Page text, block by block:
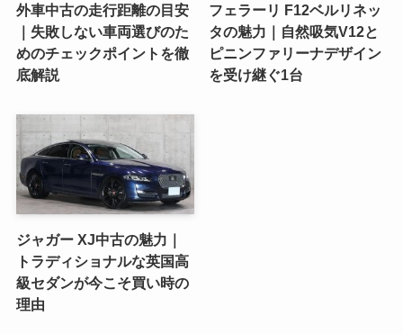
外車中古の走行距離の目安
｜失敗しない車両選びのた
めのチェックポイントを徹
底解説
フェラーリ F12ベルリネッ
タの魅力｜自然吸気V12と
ピニンファリーナデザイン
を受け継ぐ1台
ジャガー XJ中古の魅力｜
トラディショナルな英国高
級セダンが今こそ買い時の
理由